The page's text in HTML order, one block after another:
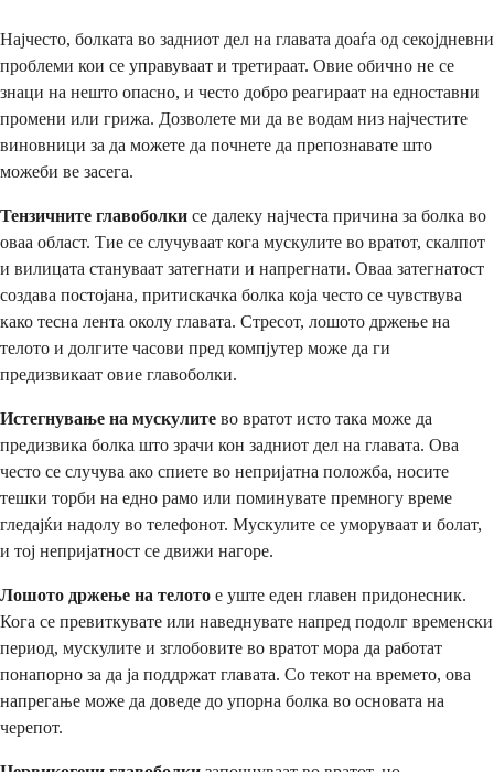
Најчесто, болката во задниот дел на главата доаѓа од секојдневни
проблеми кои се управуваат и третираат. Овие обично не се
знаци на нешто опасно, и често добро реагираат на едноставни
промени или грижа. Дозволете ми да ве водам низ најчестите
виновници за да можете да почнете да препознавате што
можеби ве засега.
Тензичните главоболки се далеку најчеста причина за болка во
оваа област. Тие се случуваат кога мускулите во вратот, скалпот
и вилицата стануваат затегнати и напрегнати. Оваа затегнатост
создава постојана, притискачка болка која често се чувствува
како тесна лента околу главата. Стресот, лошото држење на
телото и долгите часови пред компјутер може да ги
предизвикаат овие главоболки.
Истегнување на мускулите во вратот исто така може да
предизвика болка што зрачи кон задниот дел на главата. Ова
често се случува ако спиете во непријатна положба, носите
тешки торби на едно рамо или поминувате премногу време
гледајќи надолу во телефонот. Мускулите се уморуваат и болат,
и тој непријатност се движи нагоре.
Лошото држење на телото е уште еден главен придонесник.
Кога се превиткувате или наведнувате напред подолг временски
период, мускулите и зглобовите во вратот мора да работат
понапорно за да ја поддржат главата. Со текот на времето, ова
напрегање може да доведе до упорна болка во основата на
черепот.